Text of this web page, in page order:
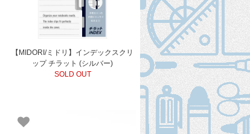
【MIDORI/ミドリ】インデックスクリ
ップ チラット (シルバー)
SOLD OUT